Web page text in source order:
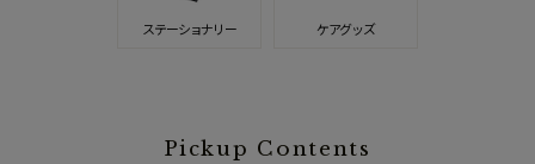
ステーショナリー ケアグッズ
Pickup Contents